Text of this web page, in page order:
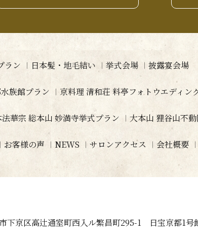
ラン 日本髪・地毛結い 挙式会場 披露宴会場
族館プラン 京料理 清和荘 料亭フォトウエディン
法華宗 総本山 妙満寺挙式プラン 大本山 狸谷山不
お客様の声 NEWS サロンアクセス 会社概要
下京区高辻通室町西入ル繁昌町295-1 日宝京都1号